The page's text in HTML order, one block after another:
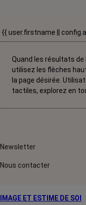
{{ user.firstname ||
Quand les résultats
utilisez les flèches
la page désirée.
tactiles, explorez en
Newsletter
Nous contacter
IMAGE ET ESTIME DE SOI